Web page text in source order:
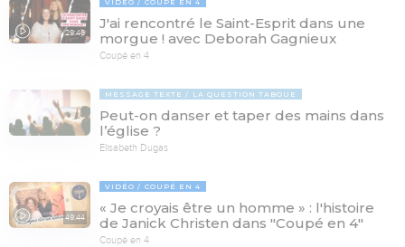
29:46
VIDÉO COUPÉ EN 4
J'ai rencontré le Saint-Esprit dans une
morgue ! avec Deborah Gagnieux
Coupé en 4
MESSAGE TEXTE LA QUESTION TABOUE
Peut-on danser et taper des mains dans
l’église ?
Elisabeth Dugas
49:44
VIDÉO COUPÉ EN 4
« Je croyais être un homme » : l'histoire
de Janick Christen dans "Coupé en 4"
Coupé en 4